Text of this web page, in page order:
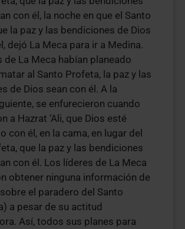
con él, la noche en que el Santo
la paz y las bendiciones de Dios
dejó La Meca para ir a Medina.
de La Meca habían planeado
al Santo Profeta, la paz y las
de Dios sean con él. A la
se enfurecieron cuando
a Hazrat ‘Ali, que Dios esté
con él, en la cama, en lugar del
que la paz y las bendiciones
con él. Los líderes de La Meca
obtener ninguna información de
sobre el paradero del Santo
a pesar de su actitud
Así, todos sus planes para